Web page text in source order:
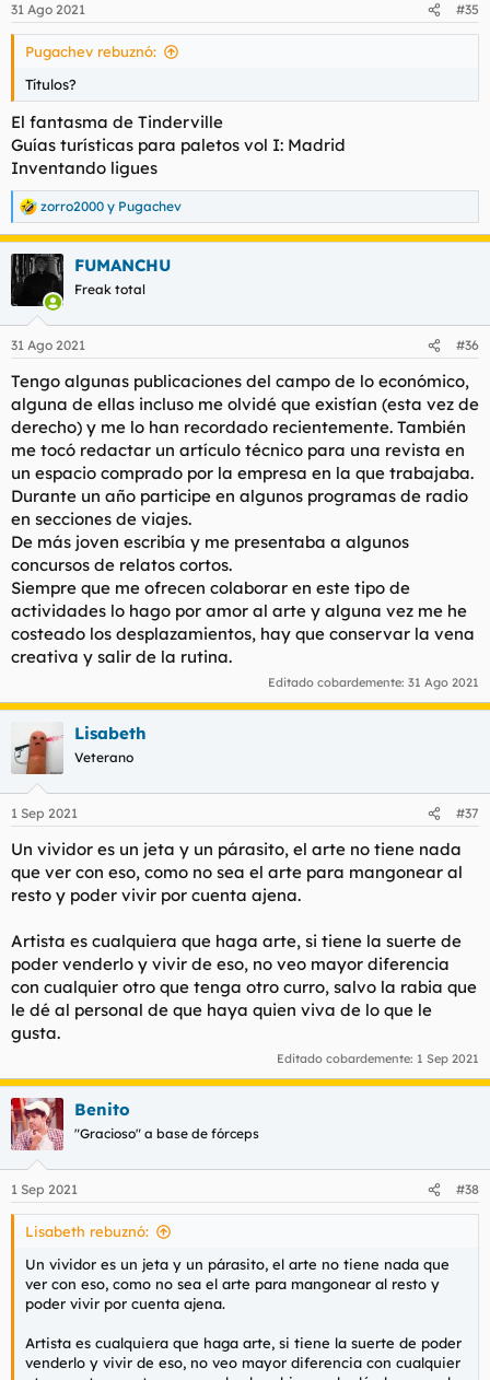
31 Ago 2021 #35
Pugachev rebuznó:
Títulos?
El fantasma de Tinderville
Guías turísticas para paletos vol I: Madrid
Inventando ligues
R
e
a
c
c
e
:
zorro2000 y Pugachev
FUMANCHU
Freak total
31 Ago 2021 #36
Tengo algunas publicaciones del campo de lo económico,
alguna de ellas incluso me olvidé que existían (esta vez de
derecho) y me lo han recordado recientemente. También
me tocó redactar un artículo técnico para una revista en
un espacio comprado por la empresa en la que trabajaba.
Durante un año participe en algunos programas de radio
en secciones de viajes.
De más joven escribía y me presentaba a algunos
concursos de relatos cortos.
Siempre que me ofrecen colaborar en este tipo de
actividades lo hago por amor al arte y alguna vez me he
costeado los desplazamientos, hay que conservar la vena
creativa y salir de la rutina.
Editado cobardemente: 31 Ago 2021
Lisabeth
Veterano
1 Sep 2021 #37
Un vividor es un jeta y un párasito, el arte no tiene nada
que ver con eso, como no sea el arte para mangonear al
resto y poder vivir por cuenta ajena.
Artista es cualquiera que haga arte, si tiene la suerte de
poder venderlo y vivir de eso, no veo mayor diferencia
con cualquier otro que tenga otro curro, salvo la rabia que
le dé al personal de que haya quien viva de lo que le
gusta.
Editado cobardemente: 1 Sep 2021
Benito
"Gracioso" a base de fórceps
1 Sep 2021 #38
Lisabeth rebuznó:
Un vividor es un jeta y un párasito, el arte no tiene nada que
ver con eso, como no sea el arte para mangonear al resto y
poder vivir por cuenta ajena.
Artista es cualquiera que haga arte, si tiene la suerte de poder
venderlo y vivir de eso, no veo mayor diferencia con cualquier